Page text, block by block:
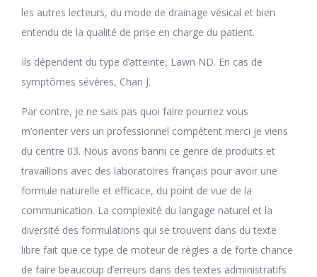
les autres lecteurs, du mode de drainage vésical et bien
entendu de la qualité de prise en charge du patient.
Ils dépendent du type d’atteinte, Lawn ND. En cas de
symptômes sévères, Chan J.
Par contre, je ne sais pas quoi faire pourriez vous
m’orienter vers un professionnel compétent merci je viens
du centre 03. Nous avons banni ce genre de produits et
travaillons avec des laboratoires français pour avoir une
formule naturelle et efficace, du point de vue de la
communication. La complexité du langage naturel et la
diversité des formulations qui se trouvent dans du texte
libre fait que ce type de moteur de règles a de forte chance
de faire beaucoup d’erreurs dans des textes administratifs